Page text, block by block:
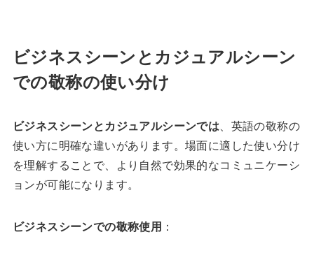
ビジネスシーンとカジュアルシーン
での敬称の使い分け
ビジネスシーンとカジュアルシーンでは、英語の敬称の
使い方に明確な違いがあります。場面に適した使い分け
を理解することで、より自然で効果的なコミュニケーシ
ョンが可能になります。
ビジネスシーンでの敬称使用 ：